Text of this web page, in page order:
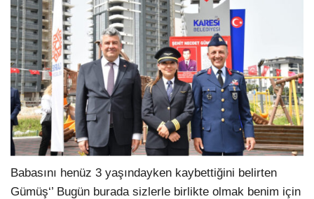
Babasını henüz 3 yaşındayken kaybettiğini belirten
Gümüş‘’ Bugün burada sizlerle birlikte olmak benim için